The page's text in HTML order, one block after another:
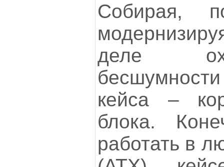
Собирая,
деле
кейса –
блока.
работать в